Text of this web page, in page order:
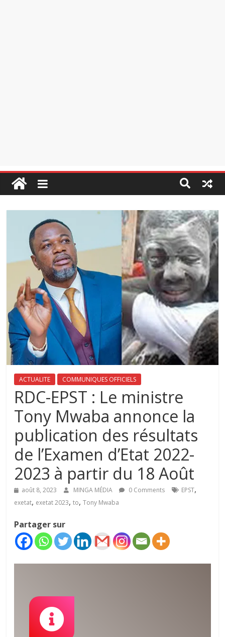
ACTUALITE COMMUNIQUES OFFICIELS
RDC-EPST : Le ministre
Tony Mwaba annonce la
publication des résultats
de l’Examen d’Etat 2022-
2023 à partir du 18 Août
août 8, 2023 MINGA MÉDIA 0 Comments EPST,
exetat, exetat 2023,to,Tony Mwaba
Partager sur